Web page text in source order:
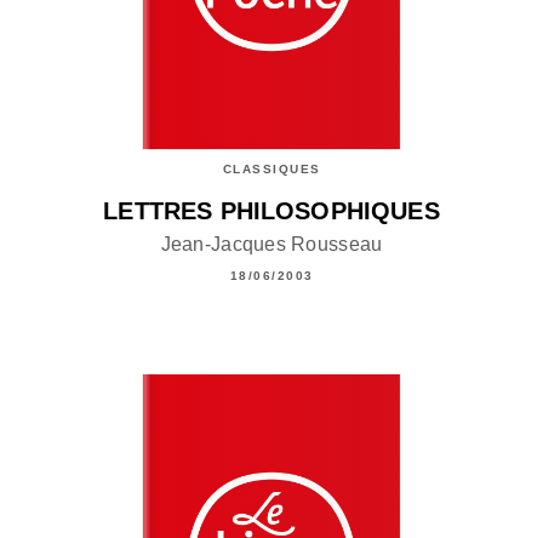
CLASSIQUES
LETTRES PHILOSOPHIQUES
Jean-Jacques Rousseau
18/06/2003